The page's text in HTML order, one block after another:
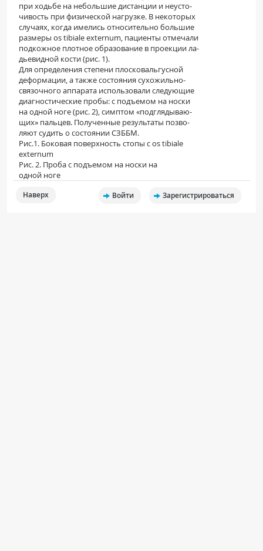
при ходьбе на небольшие дистанции и неусто-
чивость при физической нагрузке. В некоторых
случаях, когда имелись относительно большие
размеры os tibiale externum, пациенты отмечали
подкожное плотное образование в проекции ла-
дьевидной кости (рис. 1).
Для определения степени плосковальгусной
деформации, а также состояния сухожильно-
связочного аппарата использовали следующие
диагностические пробы: с подъемом на носки
на одной ноге (рис. 2), симптом «подглядываю-
щих» пальцев. Полученные результаты позво-
ляют судить о состоянии СЗББМ.
Рис.1. Боковая поверхность стопы с os tibiale
externum
Рис. 2. Проба с подъемом на носки на
одной ноге
Наверх Войти Зарегистрироваться